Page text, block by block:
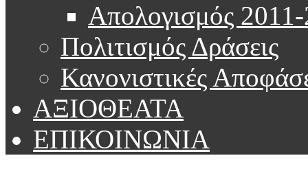
Απολογισμός
Πολιτισμός Δράσεις
Κανονιστικές
ΑΞΙΟΘΕΑΤΑ
ΕΠΙΚΟΙΝΩΝΙΑ